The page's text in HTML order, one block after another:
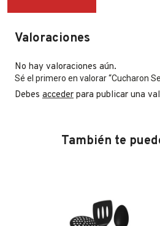
Valoraciones
No hay valoraciones aún.
Sé el primero en valorar “Cucharon
Debes acceder para publicar una
También te